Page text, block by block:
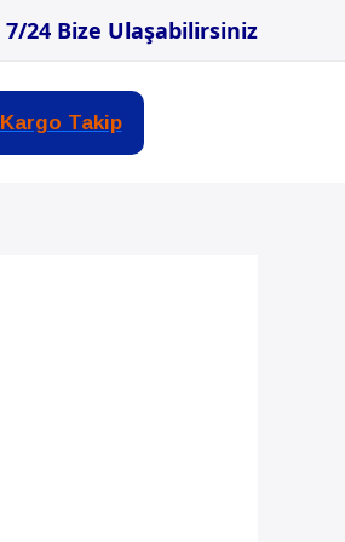
7/24 Bize Ulaşabilirsiniz
Kargo Takip